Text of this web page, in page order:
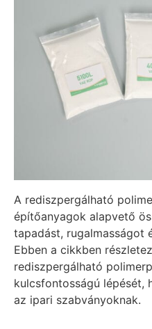
A rediszpergálható
építőanyagok alapvető
tapadást, rugalmasságot
Ebben a cikkben
rediszpergálható
kulcsfontosságú lépését,
az ipari szabványoknak.